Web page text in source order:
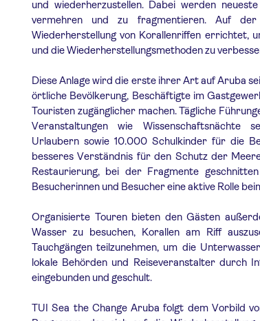
und wiederherzustellen. Dabei werden
vermehren und zu fragmentieren. Auf
Wiederherstellung von Korallenriffen errichtet,
und die Wiederherstellungsmethoden zu
Diese Anlage wird die erste ihrer Art auf Aruba
örtliche Bevölkerung, Beschäftigte im
Touristen zugänglicher machen. Tägliche
Veranstaltungen wie Wissenschaftsnächte
Urlaubern sowie 10.000 Schulkinder für die
besseres Verständnis für den Schutz der
Restaurierung, bei der Fragmente
Besucherinnen und Besucher eine aktive Rolle
Organisierte Touren bieten den Gästen
Wasser zu besuchen, Korallen am Riff
Tauchgängen teilzunehmen, um die
lokale Behörden und Reiseveranstalter durch
eingebunden und geschult.
TUI Sea the Change Aruba folgt dem Vorbild